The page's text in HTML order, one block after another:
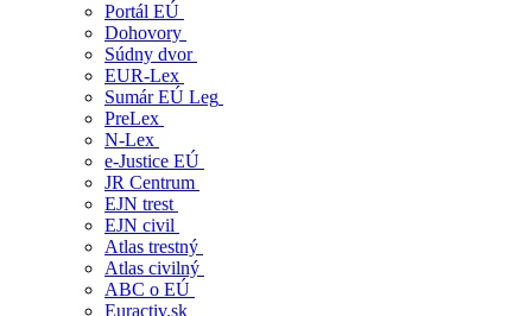
Portál EÚ
Dohovory
Súdny dvor
EUR-Lex
Sumár EÚ Leg
PreLex
N-Lex
e-Justice EÚ
JR Centrum
EJN trest
EJN civil
Atlas trestný
Atlas civilný
ABC o EÚ
Euractiv.sk